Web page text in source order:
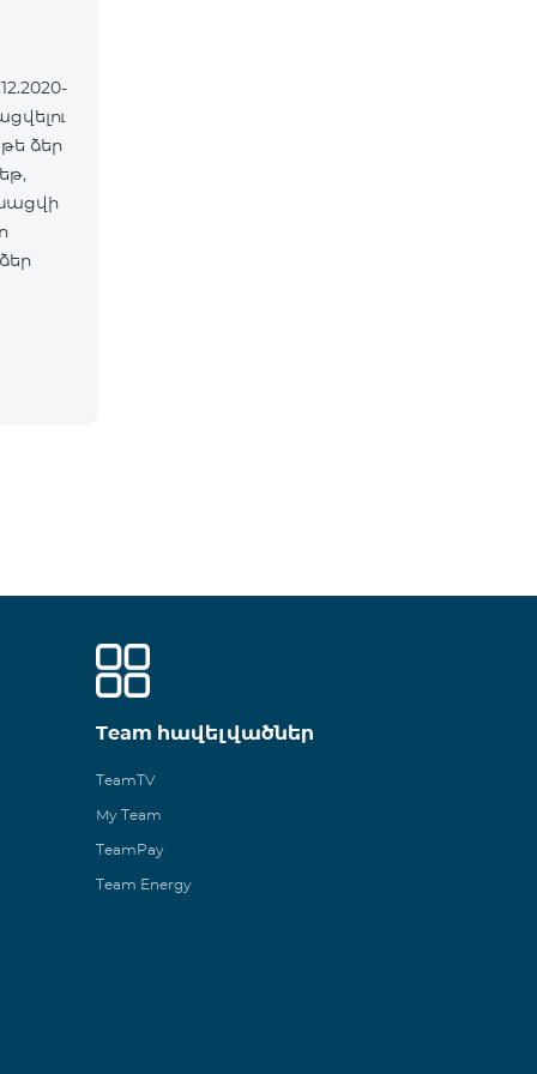
Team հավելվածներ
TeamTV
My Team
TeamPay
Team Energy